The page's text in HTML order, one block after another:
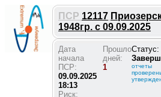
ПСР 12117
1948гр. с 09.09.2025
Дата
начала
ПСР:
09.09.2025
18:13
Риск:
Прошло
дней:
1
Статус:
отчеты